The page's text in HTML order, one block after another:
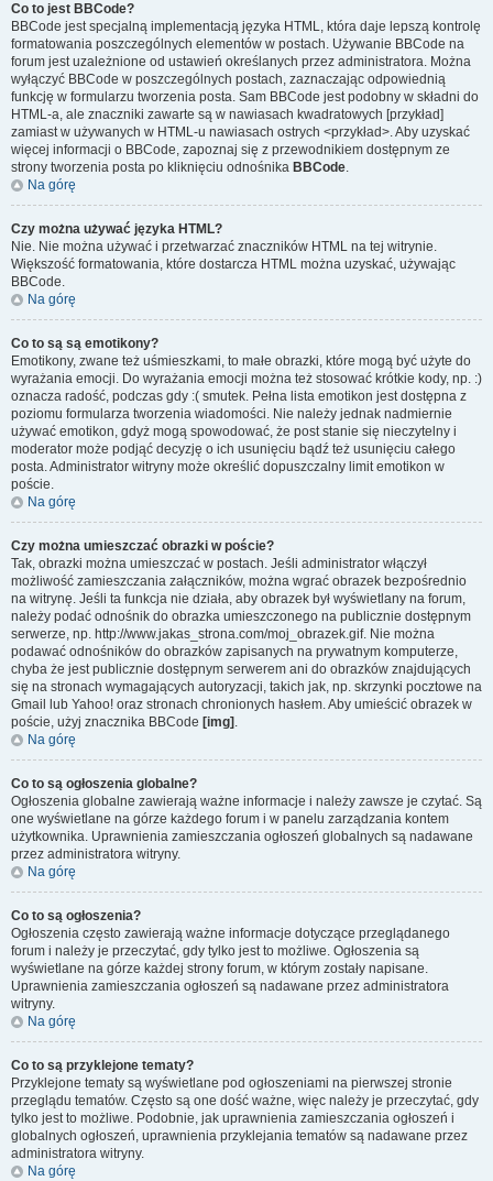
Co to jest BBCode?
BBCode jest specjalną implementacją języka HTML, która daje lepszą kontrolę
formatowania poszczególnych elementów w postach. Używanie BBCode na
forum jest uzależnione od ustawień określanych przez administratora. Można
wyłączyć BBCode w poszczególnych postach, zaznaczając odpowiednią
funkcję w formularzu tworzenia posta. Sam BBCode jest podobny w składni do
HTML-a, ale znaczniki zawarte są w nawiasach kwadratowych [przykład]
zamiast w używanych w HTML-u nawiasach ostrych <przykład>. Aby uzyskać
więcej informacji o BBCode, zapoznaj się z przewodnikiem dostępnym ze
strony tworzenia posta po kliknięciu odnośnika BBCode.
Na górę
Czy można używać języka HTML?
Nie. Nie można używać i przetwarzać znaczników HTML na tej witrynie.
Większość formatowania, które dostarcza HTML można uzyskać, używając
BBCode.
Na górę
Co to są są emotikony?
Emotikony, zwane też uśmieszkami, to małe obrazki, które mogą być użyte do
wyrażania emocji. Do wyrażania emocji można też stosować krótkie kody, np. :)
oznacza radość, podczas gdy :( smutek. Pełna lista emotikon jest dostępna z
poziomu formularza tworzenia wiadomości. Nie należy jednak nadmiernie
używać emotikon, gdyż mogą spowodować, że post stanie się nieczytelny i
moderator może podjąć decyzję o ich usunięciu bądź też usunięciu całego
posta. Administrator witryny może określić dopuszczalny limit emotikon w
poście.
Na górę
Czy można umieszczać obrazki w poście?
Tak, obrazki można umieszczać w postach. Jeśli administrator włączył
możliwość zamieszczania załączników, można wgrać obrazek bezpośrednio
na witrynę. Jeśli ta funkcja nie działa, aby obrazek był wyświetlany na forum,
należy podać odnośnik do obrazka umieszczonego na publicznie dostępnym
serwerze, np. http://www.jakas_strona.com/moj_obrazek.gif. Nie można
podawać odnośników do obrazków zapisanych na prywatnym komputerze,
chyba że jest publicznie dostępnym serwerem ani do obrazków znajdujących
się na stronach wymagających autoryzacji, takich jak, np. skrzynki pocztowe na
Gmail lub Yahoo! oraz stronach chronionych hasłem. Aby umieścić obrazek w
poście, użyj znacznika BBCode [img] .
Na górę
Co to są ogłoszenia globalne?
Ogłoszenia globalne zawierają ważne informacje i należy zawsze je czytać. Są
one wyświetlane na górze każdego forum i w panelu zarządzania kontem
użytkownika. Uprawnienia zamieszczania ogłoszeń globalnych są nadawane
przez administratora witryny.
Na górę
Co to są ogłoszenia?
Ogłoszenia często zawierają ważne informacje dotyczące przeglądanego
forum i należy je przeczytać, gdy tylko jest to możliwe. Ogłoszenia są
wyświetlane na górze każdej strony forum, w którym zostały napisane.
Uprawnienia zamieszczania ogłoszeń są nadawane przez administratora
witryny.
Na górę
Co to są przyklejone tematy?
Przyklejone tematy są wyświetlane pod ogłoszeniami na pierwszej stronie
przeglądu tematów. Często są one dość ważne, więc należy je przeczytać, gdy
tylko jest to możliwe. Podobnie, jak uprawnienia zamieszczania ogłoszeń i
globalnych ogłoszeń, uprawnienia przyklejania tematów są nadawane przez
administratora witryny.
Na górę